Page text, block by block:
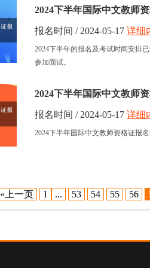
2024下半年国际中文教师
报名时间 / 2024-05-17
2024下半年的报名及考试时间安排
参加面试。
详细
2024下半年国际中文教师
报名时间 / 2024-05-17
2024下半年国际中文教师资格证报名
详细
«上一页 1 ... 53 54 55 56